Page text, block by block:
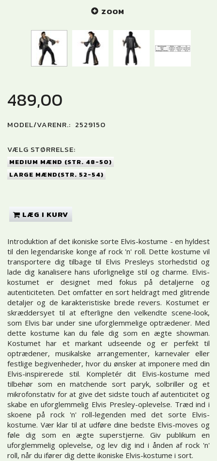
ZOOM
489,00
MODEL/VARENR.: 2529150
VÆLG STØRRELSE:
MEDIUM MÆND (STR. 48-50)
LARGE MÆND(STR. 52-54)
LÆG I KURV
Introduktion af det ikoniske sorte Elvis-kostume - en hyldest
til den legendariske konge af rock 'n' roll. Dette kostume vil
transportere dig tilbage til Elvis Presleys storhedstid og
lade dig kanalisere hans uforlignelige stil og charme. Elvis-
kostumet er designet med fokus på detaljerne og
autenticiteten. Det omfatter en sort heldragt med glitrende
detaljer og de karakteristiske brede revers. Kostumet er
skræddersyet til at efterligne den velkendte scene-look,
som Elvis bar under sine uforglemmelige optrædener. Med
dette kostume kan du føle dig som en ægte showman.
Kostumet har et markant udseende og er perfekt til
optrædener, musikalske arrangementer, karnevaler eller
festlige begivenheder, hvor du ønsker at imponere med din
Elvis-inspirerede stil. Kompletér dit Elvis-kostume med
tilbehør som en matchende sort paryk, solbriller og et
mikrofonstativ for at give det sidste touch af autenticitet og
skabe en uforglemmelig Elvis Presley-oplevelse. Træd ind i
skoene på rock 'n' roll-legenden med det sorte Elvis-
kostume. Vær klar til at udføre dine bedste Elvis-moves og
føle dig som en ægte superstjerne. Giv publikum en
uforglemmelig oplevelse, og lev dig ind i ånden af rock 'n'
roll, når du ifører dig dette ikoniske Elvis-kostume i sort.